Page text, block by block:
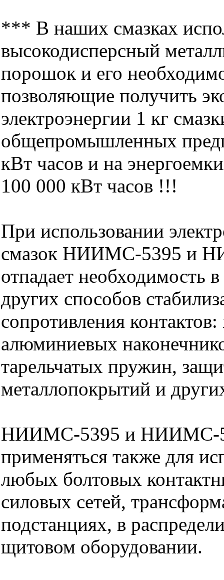
*** В наших смазках
высокодисперсный
порошок и его
позволяющие получить
электроэнергии 1 кг
общепромышленных
кВт часов и на
100 000 кВт часов !!!
При использовании
смазок НИИМС-5395 и
отпадает необходимость
других способов
сопротивления
алюминиевых
тарельчатых пружин,
металлопокрытий и
НИИМС-5395 и НИИМС-
применяться также для
любых болтовых
силовых сетей,
подстанциях, в
щитовом оборудовании.